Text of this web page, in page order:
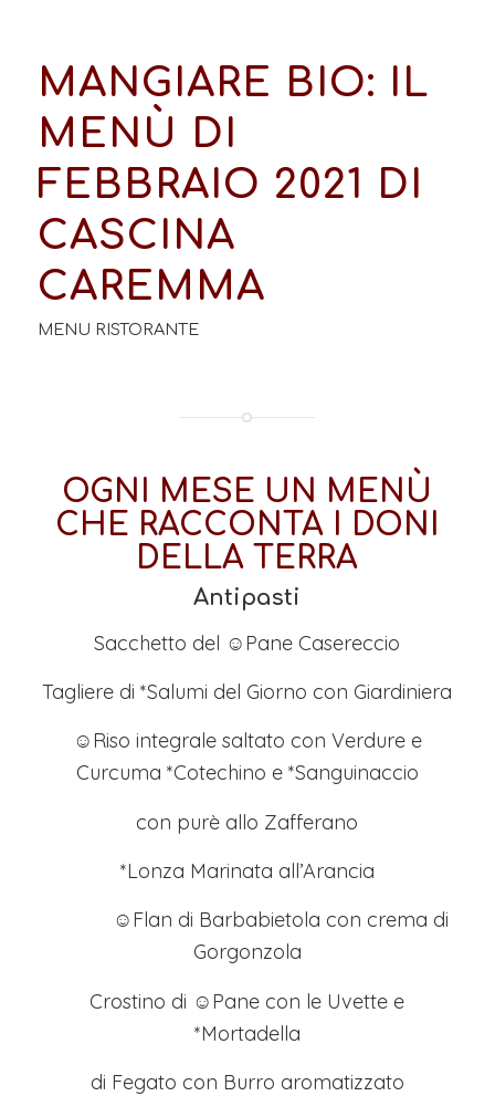
MANGIARE BIO: IL
MENÙ DI
FEBBRAIO 2021 DI
CASCINA
CAREMMA
MENU RISTORANTE
OGNI MESE UN MENÙ
CHE RACCONTA I DONI
DELLA TERRA
Antipasti
Sacchetto del ☺Pane Casereccio
Tagliere di *Salumi del Giorno con Giardiniera
☺Riso integrale saltato con Verdure e
Curcuma *Cotechino e *Sanguinaccio
con purè allo Zafferano
*Lonza Marinata all’Arancia
☺Flan di Barbabietola con crema di
Gorgonzola
Crostino di ☺Pane con le Uvette e
*Mortadella
di Fegato con Burro aromatizzato